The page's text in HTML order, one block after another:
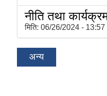
नीति तथा
मिति: 06/26/2024 - 13:57
अन्य